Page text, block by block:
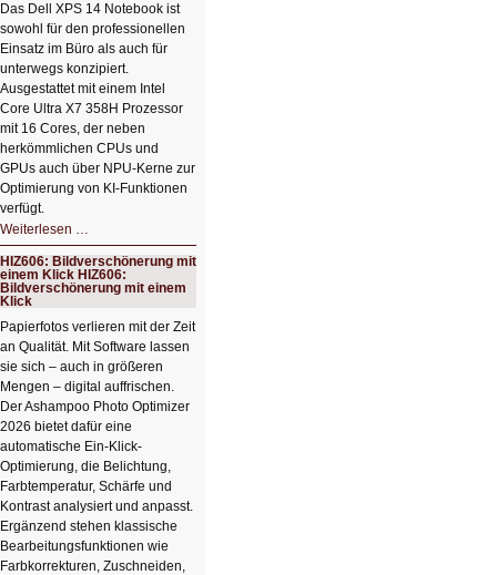
Das Dell XPS 14 Notebook ist
sowohl für den professionellen
Einsatz im Büro als auch für
unterwegs konzipiert.
Ausgestattet mit einem Intel
Core Ultra X7 358H Prozessor
mit 16 Cores, der neben
herkömmlichen CPUs und
GPUs auch über NPU-Kerne zur
Optimierung von KI-Funktionen
verfügt.
Weiterlesen …
Schicker
kompakter
Rechenturbo
HIZ606: Bildverschönerung mit
einem Klick HIZ606:
Bildverschönerung mit einem
Klick
Papierfotos verlieren mit der Zeit
an Qualität. Mit Software lassen
sie sich – auch in größeren
Mengen – digital auffrischen.
Der Ashampoo Photo Optimizer
2026 bietet dafür eine
automatische Ein-Klick-
Optimierung, die Belichtung,
Farbtemperatur, Schärfe und
Kontrast analysiert und anpasst.
Ergänzend stehen klassische
Bearbeitungsfunktionen wie
Farbkorrekturen, Zuschneiden,